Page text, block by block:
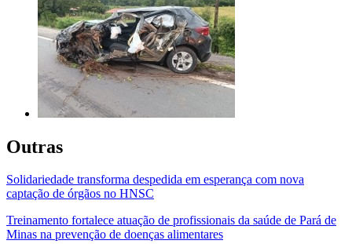
Outras
Solidariedade transforma despedida em esperança com nova
captação de órgãos no HNSC
Treinamento fortalece atuação de profissionais da saúde de Pará de
Minas na prevenção de doenças alimentares